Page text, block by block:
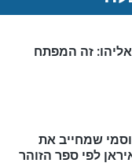
את הקץ?